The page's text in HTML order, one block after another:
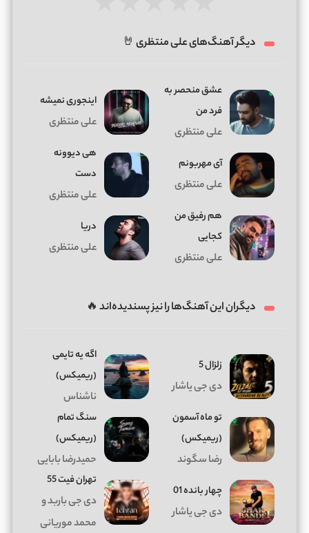
دیگر آهنگ‌های علی منتظری 🤘
عشق منحصر به
فرد من
علی منتظری
اینجوری نمیشه
علی منتظری
آی مهربونم
علی منتظری
هی دیوونه
دست
علی منتظری
هم رفیق من
کجایی
علی منتظری
دریا
علی منتظری
دیگران این آهنگ‌ها را نیز پسندیده‌اند 🔥
زلزال 5
دی جی یاشار
اگه یه تایمی
(ریمیکس)
ناشناس
تو ماه آسمون
(ریمیکس)
رضا سگوند
سنگ تمام
(ریمیکس)
حمیدرضا بابایی
چهار بانده 01
دی جی یاشار
تهران فیت 55
دی جی باربد و
محمد موریانی